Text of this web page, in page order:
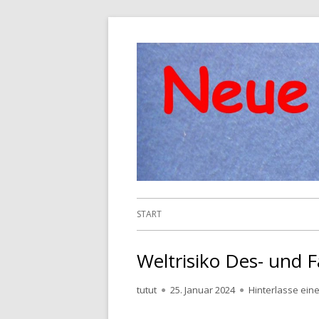
Primäres
START
Weltrisiko Des- und
Autor
tutut
Veröffentlicht
25. Januar 2024 Hinterlasse